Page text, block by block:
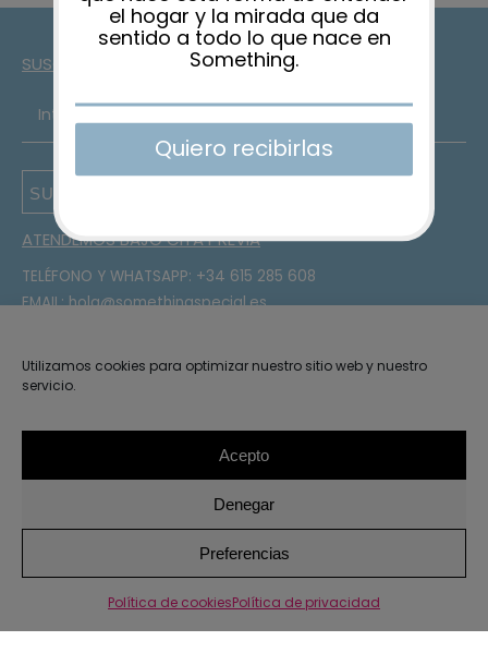
Utilizamos cookies para optimizar nuestro sitio web y nuestro
servicio.
Acepto
Denegar
Preferencias
Política de cookiesPolítica de privacidad
SUSCRÍBETE A LA NEWSLETTER
SUSCRIBIRSE
ATENDEMOS BAJO CITA PREVIA
TELÉFONO Y WHATSAPP: +34 615 285 608
EMAIL:hola@somethingspecial.es
Contacto
Condiciones de compra
2026 · Something Special ·Aviso legal y privacidad
de privacidad